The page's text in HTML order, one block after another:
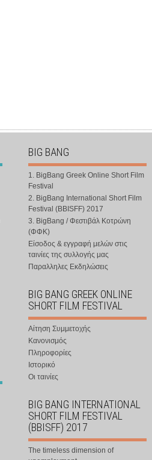
BIG BANG
1. BigBang Greek Online Short Film
Festival
2. BigBang International Short Film
Festival (BBISFF) 2017
3. BigBang / Φεστιβάλ Κοτρώνη
(ΦΦΚ)
Είσοδος & εγγραφή μελών στις
ταινίες της συλλογής μας
Παραλληλες Εκδηλώσεις
BIG BANG GREEK ONLINE
SHORT FILM FESTIVAL
Αίτηση Συμμετοχής
Κανονισμός
Πληροφορίες
Ιστορικό
Οι ταινίες
BIG BANG INTERNATIONAL
SHORT FILM FESTIVAL
(BBISFF) 2017
The timeless dimension of